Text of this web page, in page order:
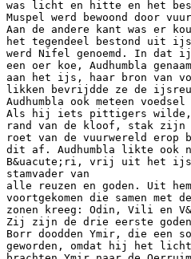
was licht en hitte en het
Muspel werd bewoond door
Aan de andere kant was er
het tegendeel bestond uit
werd Nifel genoemd. In dat
een oer koe, Audhumbla
aan het ijs, haar bron van
likken bevrijdde ze de
Audhumbla ook meteen
Als hij iets pittigers wilde,
rand van de kloof, stak zijn
roet van de vuurwereld erop
dit af. Audhumbla likte ook
B&uacute;ri, vrij uit het
stamvader van
alle reuzen en goden. Uit
voortgekomen die samen met
zonen kreeg: Odin, Vili en
Zij zijn de drie eerste
Borr doodden Ymir, die een
geworden, omdat hij het licht